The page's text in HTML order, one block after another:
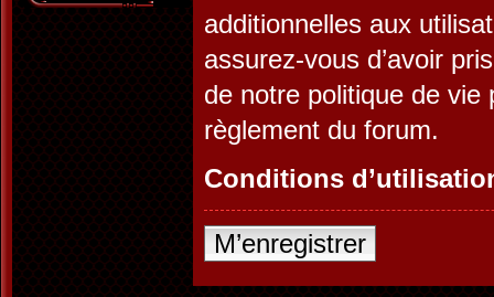
additionnelles aux
assurez-vous d’avoir
de notre politique de vie
règlement du forum.
Conditions
M’enregistrer